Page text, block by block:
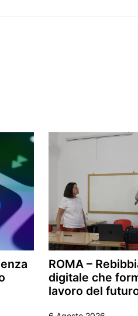
ROMA –
digitale che
lavoro del